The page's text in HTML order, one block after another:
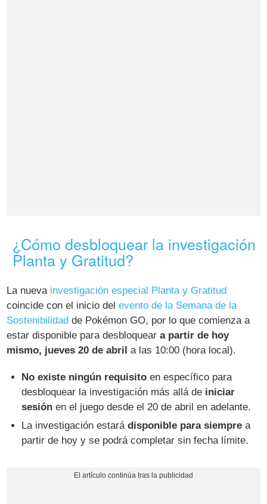
¿Cómo desbloquear la investigación
Planta y Gratitud?
La nueva investigación especial Planta y Gratitud
coincide con el inicio delevento de la Semana de la
Sostenibilidad de Pokémon GO, por lo que comienza a
estar disponible para desbloqueara partir de hoy
mismo, jueves 20 de abril a las 10:00 (hora local).
No existe ningún requisito en específico para
desbloquear la investigación más allá de iniciar
sesión en el juego desde el 20 de abril en adelante.
La investigación estarádisponible para siempre a
partir de hoy y se podrá completar sin fecha límite.